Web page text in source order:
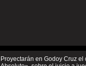
Proyectarán en Godoy Cruz el